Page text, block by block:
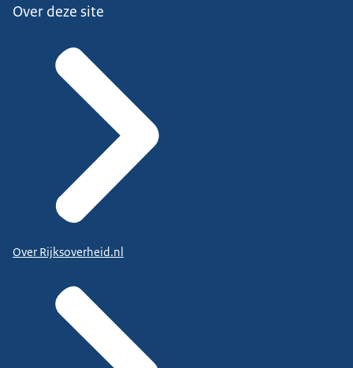
Over deze site
Over Rijksoverheid.nl